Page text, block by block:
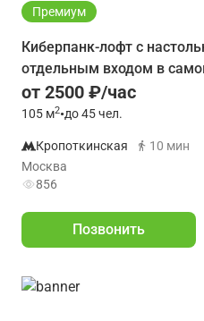
Премиум
Киберпанк-лофт с
отдельным входом в
от 2500 ₽/час
105 м2•до 45 чел.
Кропоткинская
10 мин
Москва
856
Позвонить